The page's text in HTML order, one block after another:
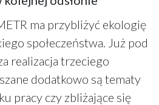
ma przybliżyć ekologię
społeczeństwa. Już pod
realizacja trzeciego
dodatkowo są tematy
pracy czy zbliżające się